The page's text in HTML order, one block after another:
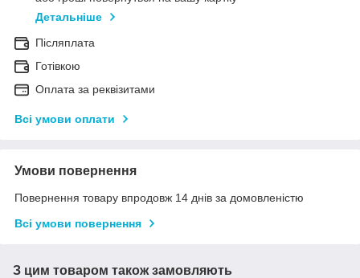
Детальніше
Післяплата
Готівкою
Оплата за реквізитами
Всі умови оплати
Умови повернення
Повернення товару впродовж 14 днів за домовленістю
Всі умови повернення
З цим товаром також замовляють